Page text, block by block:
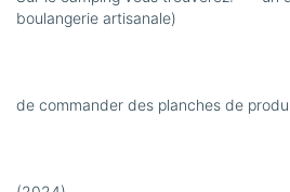
boulangerie artisanale)
-une
-un snack-bar,
de commander des planches de
-une
- un bloc